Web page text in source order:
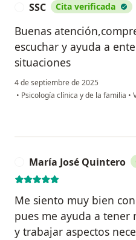
SSC Cita verificada
Buenas
escuchar y ayuda a
situaciones
4 de septiembre de 2025
• Psicología clínica y de la familia •
María José Quintero
Me siento muy bien
pues me ayuda a
y trabajar aspectos